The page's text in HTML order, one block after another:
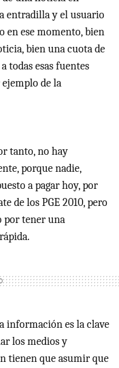
entradilla y el usuario
en ese momento, bien
bien una cuota de
todas esas fuentes
de la
tanto, no hay
porque nadie,
a pagar hoy, por
de losPGE2010, pero
por tener una
información es la clave
los medios y
tienen que asumir que